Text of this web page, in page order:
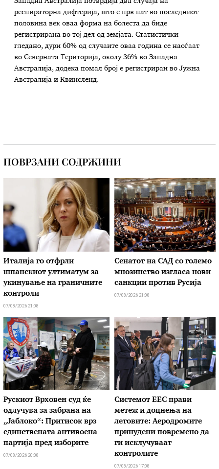
респираторна дифтерија, што е прв пат во последниот
половина век оваа форма на болеста да биде
регистрирана во тој дел од земјата. Статистички
гледано, дури 60% од случаите оваа година се наоѓаат
во Северната Територија, околу 36% во Западна
Австралија, додека помал број е регистриран во Јужна
Австралија и Квинсленд.
ПОВРЗАНИ СОДРЖИНИ
Италија го отфрли
шпанскиот ултиматум за
укинување на граничните
контроли
07/08/2026 21:08
Сенатот на САД со големо
мнозинство изгласа нови
санкции против Русија
07/08/2026 21:08
Рускиот Врховен суд ќе
одлучува за забрана на
„Јаблоко“: Притисок врз
единствената антивоена
партија пред изборите
07/08/2026 20:08
Системот ЕЕС прави
метеж и доцнења на
летовите: Аеродромите
принудени повремено да
ги исклучуваат
контролите
07/08/2026 17:08